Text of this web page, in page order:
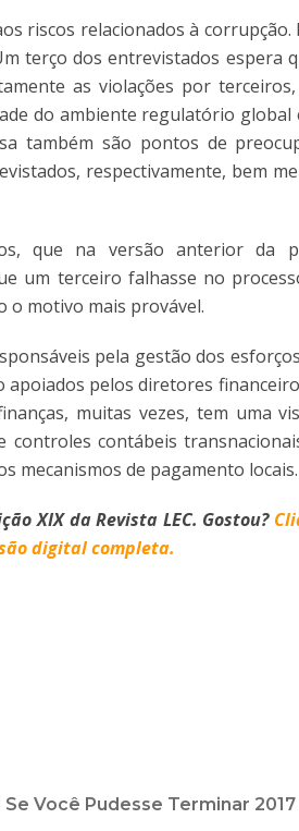
riscos relacionados à corrupção.
terço dos entrevistados espera
as violações por
do ambiente regulatório global
também são pontos de
respectivamente, bem
que na versão anterior da
um terceiro falhasse no
o motivo mais provável.
pela gestão dos
pelos diretores
muitas vezes, tem uma
contábeis
mecanismos de pagamento locais.
XIX da Revista LEC. Gostou?
digital completa.